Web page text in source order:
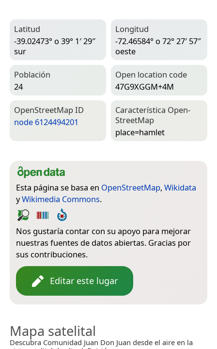
Latitud
-39.02473° o 39° 1′ 29″
sur
Longitud
-72.46584° o 72° 27′ 57″
oeste
Población
24
Open location code
47G9XGGM+4M
Open­Street­Map ID
node 6124494201
Característica Open­
Street­Map
place=­hamlet
Esta página se basa en OpenStreetMap, Wikidata
yWikimedia Commons.
Nos gustaría contar con su apoyo para mejorar
nuestras fuentes de datos abiertas. Gracias por
sus contribuciones.
Editar este lugar
Mapa satelital
Descubra Comunidad Juan Don Juan desde el aire en la